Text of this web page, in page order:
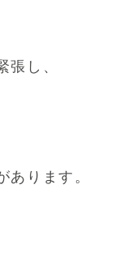
張し、
あります。